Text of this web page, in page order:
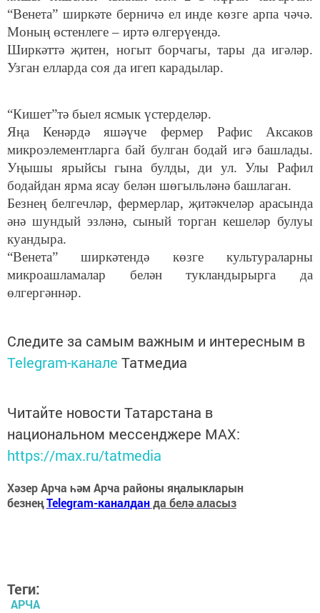
“Венета” ширкәте берничә ел инде көзге арпа чәчә.
Моның өстенлеге – иртә өлгерүендә.
Ширкәттә җитен, ногыт борчагы, тары да игәләр.
Узган елларда соя да игеп карадылар.
“Кишет”тә быел ясмык үстерделәр.
Яңа Кенәрдә яшәүче фермер Рафис Аксаков
микроэлементларга бай булган бодай игә башлады.
Уңышы ярыйсы гына булды, ди ул. Улы Рафил
бодайдан ярма ясау белән шөгыльләнә башлаган.
Безнең белгечләр, фермерлар, җитәкчеләр арасында
әнә шундый эзләнә, сыный торган кешеләр булуы
куандыра.
“Венета” ширкәтендә көзге культураларны
микроашламалар белән тукландырырга да
өлгергәннәр.
Следите за самым важным и интересным в
Telegram-канале Татмедиа
Читайте новости Татарстана в
национальном мессенджере MАХ:
https://max.ru/tatmedia
Хәзер Арча һәм Арча районы яңалыкларын
безнеңTelegram-каналданда белә аласыз
Теги:
АРЧА